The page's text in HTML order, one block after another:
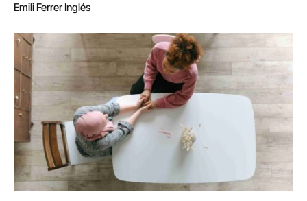
Emili Ferrer Inglés